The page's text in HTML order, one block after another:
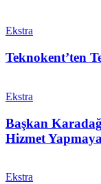
Ekstra
Teknokent’ten
Ekstra
Başkan
Hizmet
Ekstra